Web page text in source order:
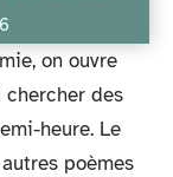
on ouvre
chercher des
heure. Le
poèmes